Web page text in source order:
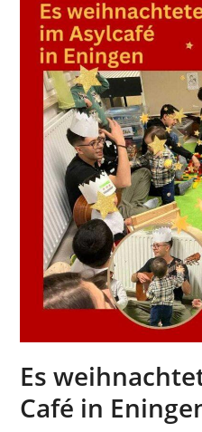
Es
Café in